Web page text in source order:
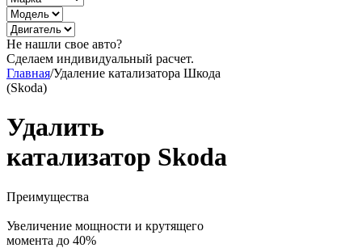
Не нашли свое авто?
Сделаем индивидуальный расчет.
Главная/Удаление катализатора Шкода
(Skoda)
Удалить
катализатор Skoda
Преимущества
Увеличение мощности и крутящего
момента до 40%